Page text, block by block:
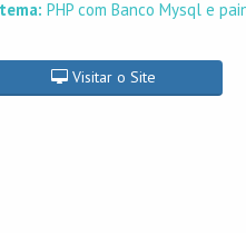
PHP com Banco Mysql e
Visitar o Site